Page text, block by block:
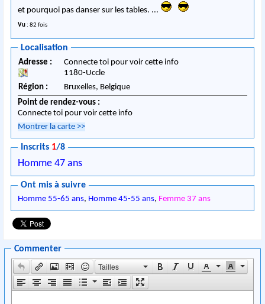
et pourquoi pas danser sur les tables. ...
Vu : 82 fois
Localisation
Adresse :
Connecte toi pour voir cette info
1180-Uccle
Région :
Bruxelles, Belgique
Point de rendez-vous :
Connecte toi pour voir cette info
Montrer la carte >>
Inscrits 1/8
Homme 47 ans
Ont mis à suivre
Homme 55-65 ans, Homme 45-55 ans, Femme 37 ans
Commenter
Tailles